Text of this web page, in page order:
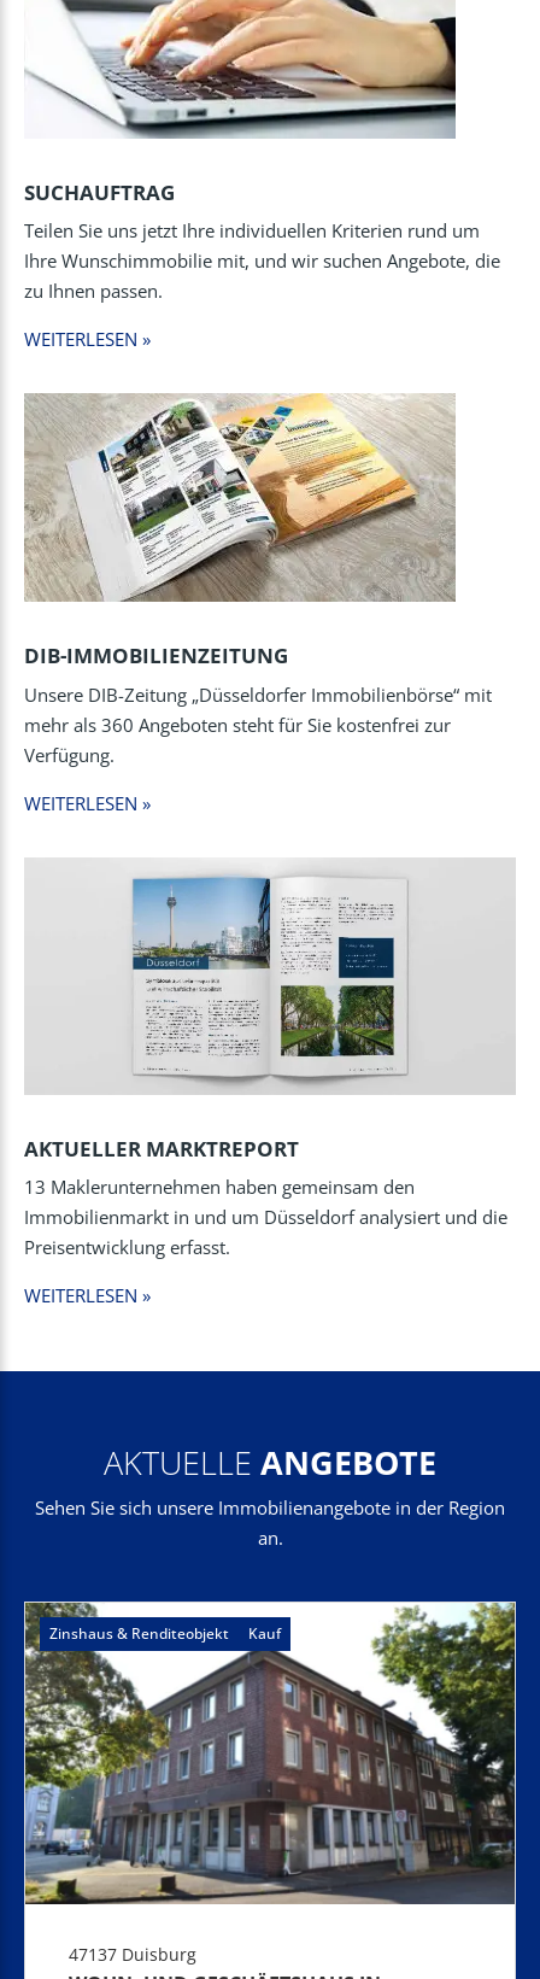
SUCHAUFTRAG
Teilen Sie uns jetzt Ihre individuellen Kriterien rund um
Ihre Wunschimmobilie mit, und wir suchen Angebote, die
zu Ihnen passen.
WEITERLESEN »
DIB-IMMOBILIENZEITUNG
Unsere DIB-Zeitung „Düsseldorfer Immobilienbörse“ mit
mehr als 360 Angeboten steht für Sie kostenfrei zur
Verfügung.
WEITERLESEN »
AKTUELLER MARKTREPORT
13 Maklerunternehmen haben gemeinsam den
Immobilienmarkt in und um Düsseldorf analysiert und die
Preisentwicklung erfasst.
WEITERLESEN »
AKTUELLE ANGEBOTE
Sehen Sie sich unsere Immobilienangebote in der Region
an.
Zinshaus & Renditeobjekt Kauf
47137 Duisburg